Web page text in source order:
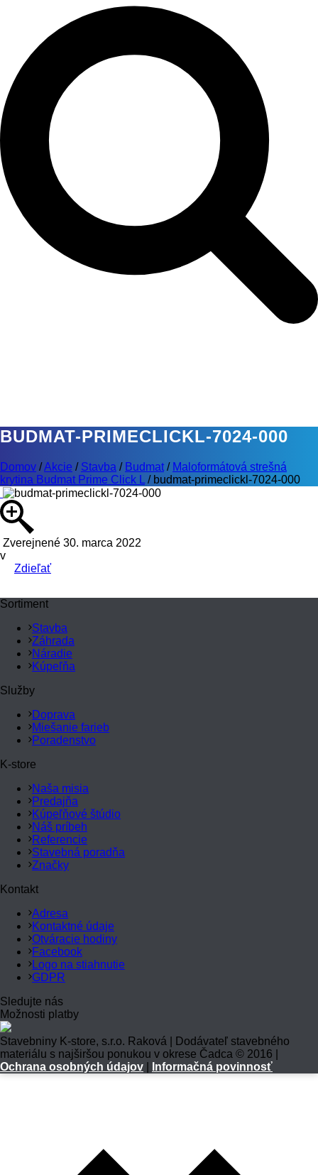
BUDMAT-PRIMECLICKL-7024-000
Domov /Akcie / Stavba / Budmat / Maloformátová strešná
krytina Budmat Prime Click L
/ budmat-primeclickl-7024-000
Zverejnené 30. marca 2022
v
Zdieľať
Sortiment
Stavba
Záhrada
Náradie
Kúpeľňa
Služby
Doprava
Miešanie farieb
Poradenstvo
K-store
Naša misia
Predajňa
Kúpeľňové štúdio
Náš príbeh
Referencie
Stavebná poradňa
Značky
Kontakt
Adresa
Kontaktné údaje
Otváracie hodiny
Facebook
Logo na stiahnutie
GDPR
Sledujte nás
Možnosti platby
Stavebniny K-store, s.r.o. Raková | Dodávateľ stavebného
materiálu s najširšou ponukou v okrese Čadca © 2016 |
Ochrana osobných údajov
Informačná povinnosť